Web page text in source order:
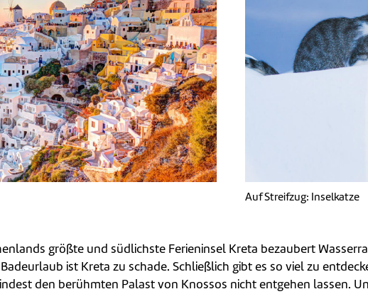
Auf Streifzug: Inselkatze
größte und südlichste Ferieninsel Kreta bezaubert
ist Kreta zu schade. Schließlich gibt es so viel zu
den berühmten Palast von Knossos nicht entgehen lassen.